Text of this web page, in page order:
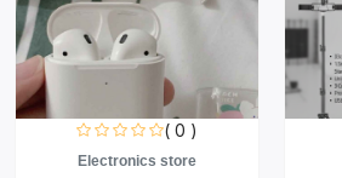
( 0 )
Electronics store